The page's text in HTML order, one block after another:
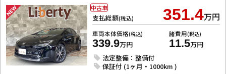
支払総額(税込) 351.4万円
車両本体価格(税込)
339.9万円
諸費用(税込)
11.5万円
法定整備：整備付
保証付 (1ヶ月・1000km )
中古車